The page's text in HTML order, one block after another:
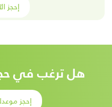
إحجز
هل ترغب في
إحجز